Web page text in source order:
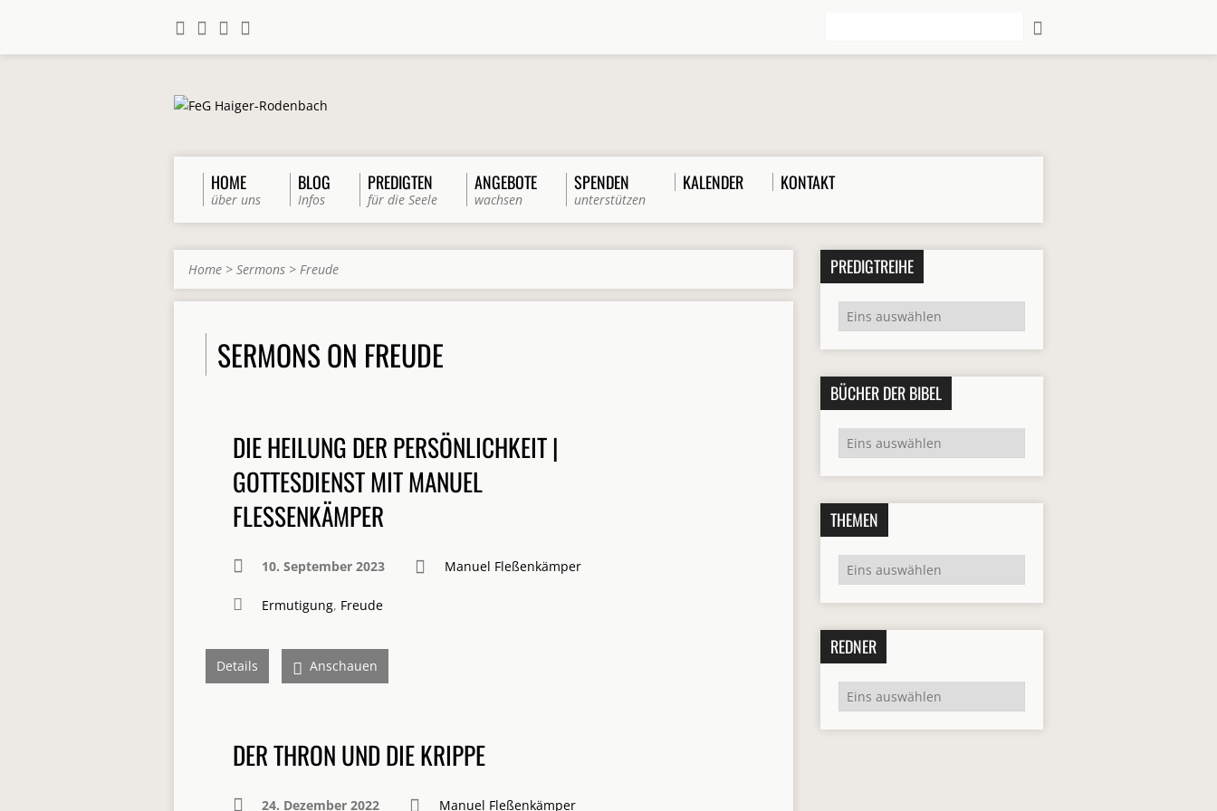
HOME
über uns
BLOG
Infos
PREDIGTEN
für die Seele
ANGEBOTE
wachsen
SPENDEN
unterstützen
KALENDER KONTAKT
Home > Sermons > Freude
SERMONS ON FREUDE
DIE HEILUNG DER PERSÖNLICHKEIT |
GOTTESDIENST MIT MANUEL
FLESSENKÄMPER
10. September 2023 Manuel Fleßenkämper
Ermutigung, Freude
Details Anschauen
DER THRON UND DIE KRIPPE
24. Dezember 2022 Manuel Fleßenkämper
PREDIGTREIHE
BÜCHER DER BIBEL
THEMEN
REDNER